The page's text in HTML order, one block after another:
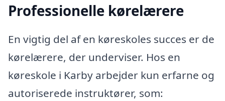
Professionelle kørelærere
En vigtig del af en køreskoles succes er de
kørelærere, der underviser. Hos en
køreskole i Karby arbejder kun erfarne og
autoriserede instruktører, som: